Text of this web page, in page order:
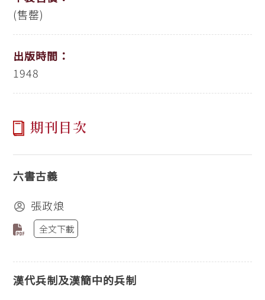
(售罄)
出版時間：
1948
期刊目次
六書古義
張政烺
全文下載
漢代兵制及漢簡中的兵制